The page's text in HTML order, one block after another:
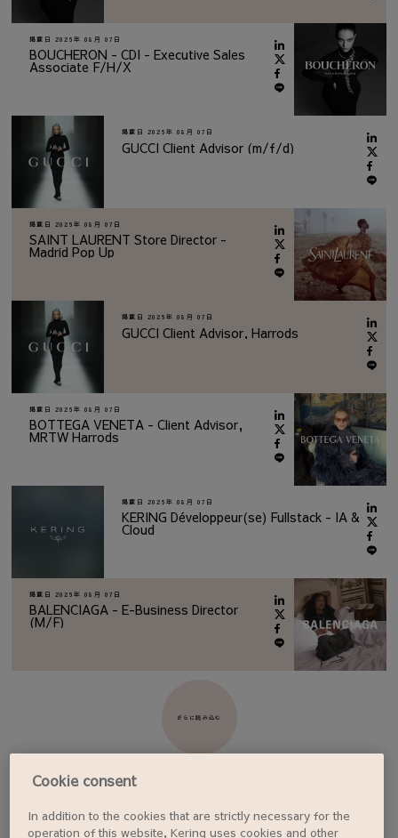
掲載日 2026年 08月 07日
BOUCHERON - CDI - Executive Sales
Associate F/H/X
掲載日 2026年 08月 07日
GUCCI Client Advisor (m/f/d)
掲載日 2026年 08月 07日
SAINT LAURENT Store Director -
Madrid Pop Up
掲載日 2026年 08月 07日
GUCCI Client Advisor, Harrods
掲載日 2026年 08月 07日
BOTTEGA VENETA - Client Advisor,
MRTW Harrods
掲載日 2026年 08月 07日
KERING Développeur(se) Fullstack - IA &
Cloud
掲載日 2026年 08月 07日
BALENCIAGA - E-Business Director
(M/F)
さらに読み込む
ジョブアラートを設定する
Cookie consent
In addition to the cookies that are strictly necessary for the
operation of this website, Kering uses cookies and other